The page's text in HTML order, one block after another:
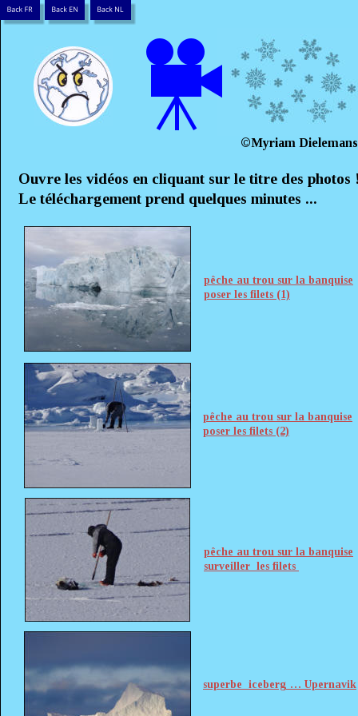
©Myriam Dielemans
Ouvre les vidéos en cliquant sur le titre des photos
Le téléchargement prend quelques minutes ...
pêche au trou sur la banquise
poser les filets (1)
pêche au trou sur la banquise
poser les filets (2)
pêche au trou sur la banquise
surveiller  les filets
superbe  iceberg … Upernavik